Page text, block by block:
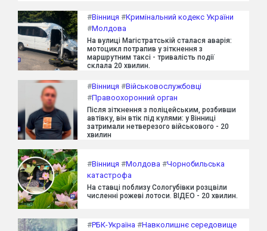
#Вінниця #Кримінальний кодекс України
#Молдова
На вулиці Магістратській сталася аварія:
мотоцикл потрапив у зіткнення з
маршрутним таксі - тривалість події
склала 20 хвилин.
#Вінниця #Військовослужбовці
#Правоохоронний орган
Після зіткнення з поліцейським, розбивши
автівку, він втік під кулями: у Вінниці
затримали нетверезого військового - 20
хвилин
#Вінниця #Молдова #Чорнобильська
катастрофа
На ставці поблизу Сологубівки розцвіли
численні рожеві лотоси. ВІДЕО - 20 хвилин.
#РБК-Україна #Навколишнє середовище